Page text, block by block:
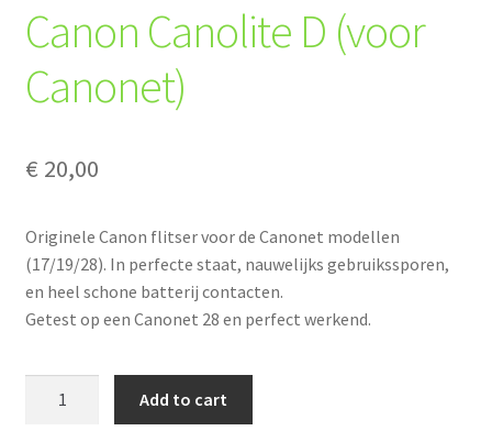
Canon Canolite D (voor
Canonet)
€ 20,00
Originele Canon flitser voor de Canonet modellen
(17/19/28). In perfecte staat, nauwelijks gebruikssporen,
en heel schone batterij contacten.
Getest op een Canonet 28 en perfect werkend.
Add to cart